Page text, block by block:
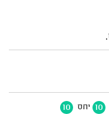
10 יחס 10